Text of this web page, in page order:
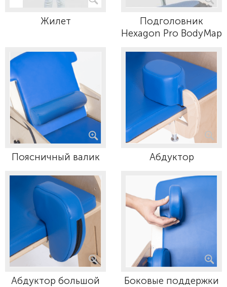
Жилет
Подголовник
Hexagon Pro BodyMap
Поясничный валик Абдуктор
Абдуктор большой Боковые поддержки